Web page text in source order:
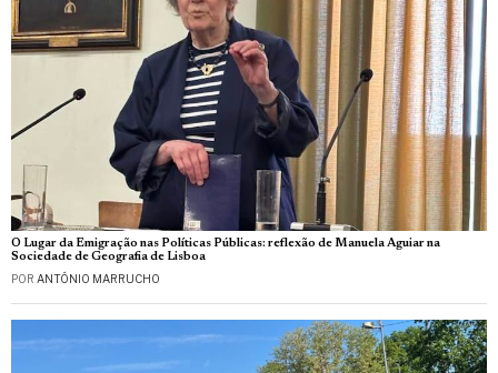
O Lugar da Emigração nas Políticas Públicas: reflexão de Manuela Aguiar na
Sociedade de Geografia de Lisboa
POR ANTÓNIO MARRUCHO